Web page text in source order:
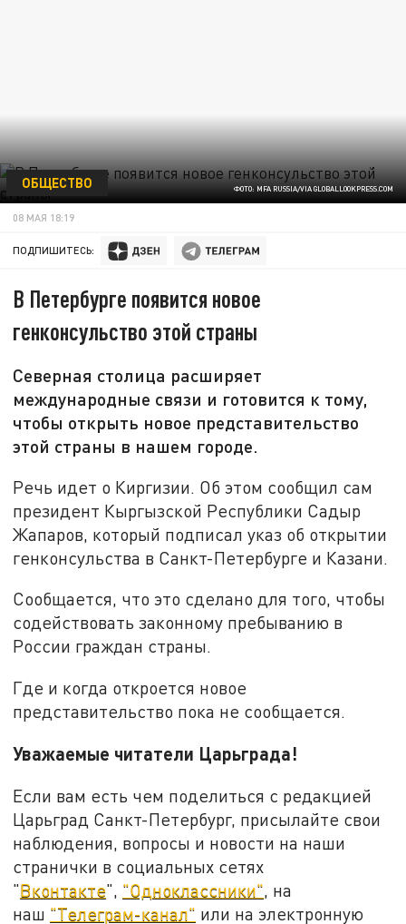
ФОТО: MFA RUSSIA/VIA GLOBALLOOKPRESS.COM
ОБЩЕСТВО
08 МАЯ 18:19
ПОДПИШИТЕСЬ:
В Петербурге появится новое
генконсульство этой страны
Северная столица расширяет
международные связи и готовится к тому,
чтобы открыть новое представительство
этой страны в нашем городе.
Речь идет о Киргизии. Об этом сообщил сам
президент Кыргызской Республики Садыр
Жапаров, который подписал указ об открытии
генконсульства в Санкт-Петербурге и Казани.
Сообщается, что это сделано для того, чтобы
содействовать законному пребыванию в
России граждан страны.
Где и когда откроется новое
представительство пока не сообщается.
Уважаемые читатели Царьграда!
Если вам есть чем поделиться с редакцией
Царьград Санкт-Петербург, присылайте свои
наблюдения, вопросы и новости на наши
странички в социальных сетях
"Вконтакте", "Одноклассники" , на
наш "Телеграм-канал" или на электронную